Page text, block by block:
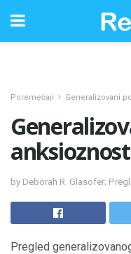
Poremećaji Generalizovani
by Deborah R. Glasofer;
Pregled